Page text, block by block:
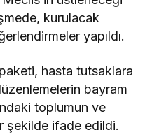
kurulacak
yapıldı.
hasta tutsaklara
bayram
toplumun ve
şekilde ifade edildi.